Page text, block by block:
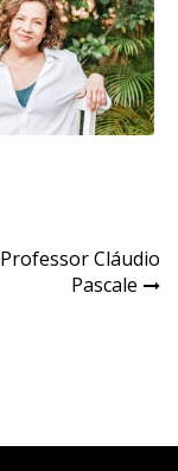
Professor Cláudio
Pascale